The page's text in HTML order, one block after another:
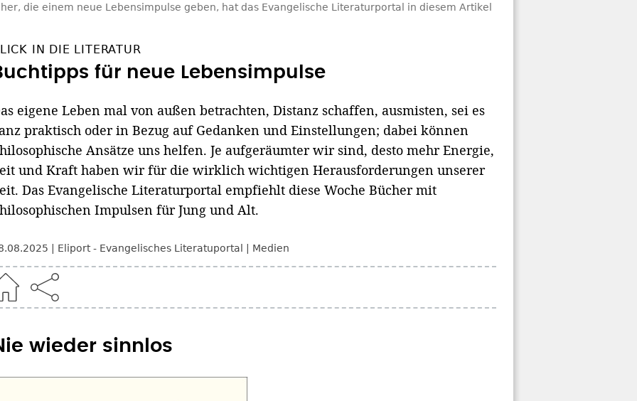
die einem neue Lebensimpulse geben, hat das Evangelische Literaturportal in diesem Artikel
IN DIE LITERATUR
für neue Lebensimpulse
eigene Leben mal von außen betrachten, Distanz schaffen, ausmisten, sei es
praktisch oder in Bezug auf Gedanken und Einstellungen; dabei können
Ansätze uns helfen. Je aufgeräumter wir sind, desto mehr Energie,
und Kraft haben wir für die wirklich wichtigen Herausforderungen unserer
Das Evangelische Literaturportal empfiehlt diese Woche Bücher mit
Impulsen für Jung und Alt.
Eliport - Evangelisches Literatuportal Medien
wieder sinnlos